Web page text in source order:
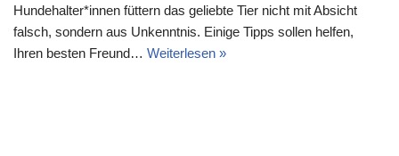
Hundehalter*innen füttern das geliebte Tier nicht mit Absicht
falsch, sondern aus Unkenntnis. Einige Tipps sollen helfen,
Ihren besten Freund… Weiterlesen »